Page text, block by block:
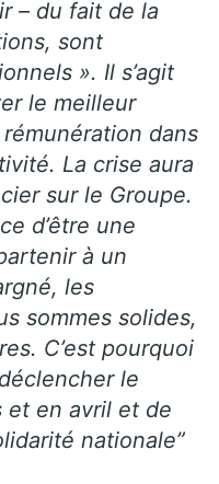
– du fait de la
sont
». Il s’agit
le meilleur
dans
La crise aura
sur le Groupe.
d’être une
à un
les
sommes solides,
C’est pourquoi
le
et en avril et de
nationale”